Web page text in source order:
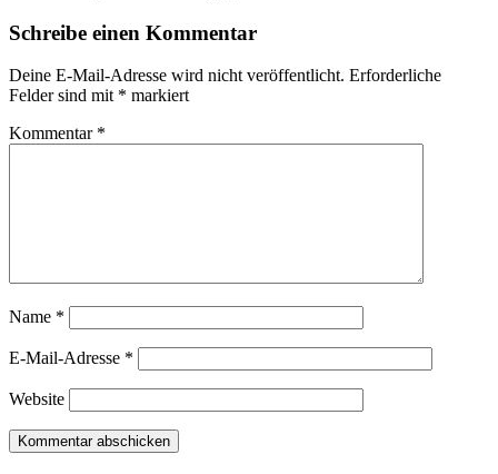
Schreibe einen Kommentar
Deine E-Mail-Adresse wird nicht veröffentlicht. Erforderliche
Felder sind mit * markiert
Kommentar *
Name *
E-Mail-Adresse *
Website